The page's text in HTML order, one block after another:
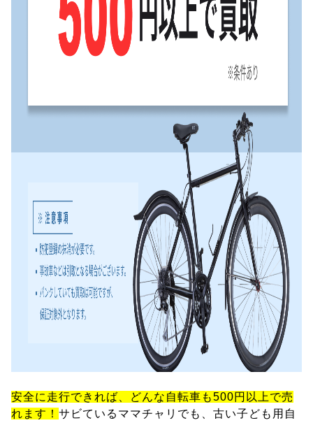
安全に走行できれば、どんな自転車も500円以上で売
れます！ サビているママチャリでも、古い子ども用自